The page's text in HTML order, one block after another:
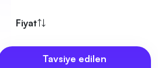
Fiyat
Tavsiye edilen